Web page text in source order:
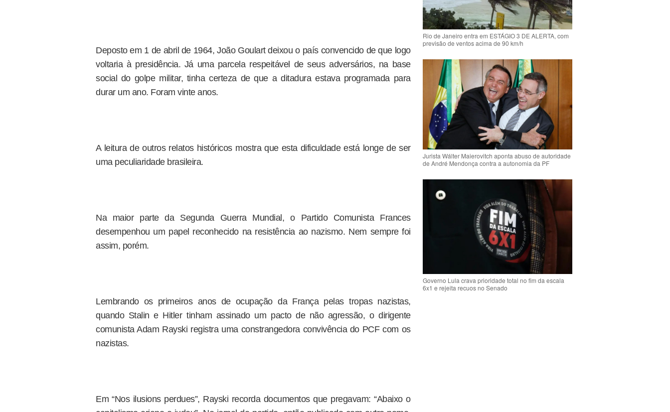
Deposto em 1 de abril de 1964, João Goulart deixou o país convencido de que logo
voltaria à presidência. Já uma parcela respeitável de seus adversários, na base
social do golpe militar, tinha certeza de que a ditadura estava programada para
durar um ano. Foram vinte anos.
A leitura de outros relatos históricos mostra que esta dificuldade está longe de ser
uma peculiaridade brasileira.
Na maior parte da Segunda Guerra Mundial, o Partido Comunista Frances
desempenhou um papel reconhecido na resistência ao nazismo. Nem sempre foi
assim, porém.
Lembrando os primeiros anos de ocupação da França pelas tropas nazistas,
quando Stalin e Hitler tinham assinado um pacto de não agressão, o dirigente
comunista Adam Rayski registra uma constrangedora convivência do PCF com os
nazistas.
Em “Nos ilusions perdues”, Rayski recorda documentos que pregavam: “Abaixo o
Rio de Janeiro entra em ESTÁGIO 3 DE ALERTA, com
previsão de ventos acima de 90 km/h
Jurista Wálter Maierovitch aponta abuso de autoridade
de André Mendonça contra a autonomia da PF
Governo Lula crava prioridade total no fim da escala
6x1 e rejeita recuos no Senado